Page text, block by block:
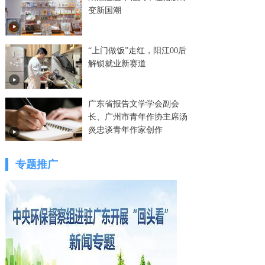
变新国潮
“上门做饭”走红，阳江00后
解锁就业新赛道
广东省报告文学学会副会
长、广州市青年作协主席汤
炎忠谈青年作家创作
专题推广